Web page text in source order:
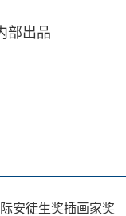
部出品
安徒生奖插画家奖